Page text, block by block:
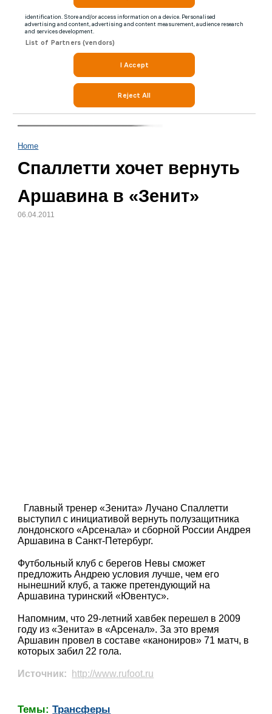
Home
Спаллетти хочет вернуть
Аршавина в «Зенит»
06.04.2011
Главный тренер «Зенита» Лучано Спаллетти
выступил с инициативой вернуть полузащитника
лондонского «Арсенала» и сборной России Андрея
Аршавина в Санкт-Петербург.
Футбольный клуб с берегов Невы сможет
предложить Андрею условия лучше, чем его
нынешний клуб, а также претендующий на
Аршавина туринский «Ювентус».
Напомним, что 29-летний хавбек перешел в 2009
году из «Зенита» в «Арсенал». За это время
Аршавин провел в составе «канониров» 71 матч, в
которых забил 22 гола.
Источник: http://www.rufoot.ru
Темы:Трансферы